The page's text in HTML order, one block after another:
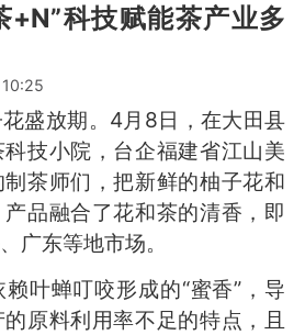
+N”科技赋能茶产业多
放期。4月8日，在大田县
技小院，台企福建省江山美
茶师们，把新鲜的柚子花和
品融合了花和茶的清香，即
广东等地市场。
蝉叮咬形成的“蜜香”，导
原料利用率不足的特点，且